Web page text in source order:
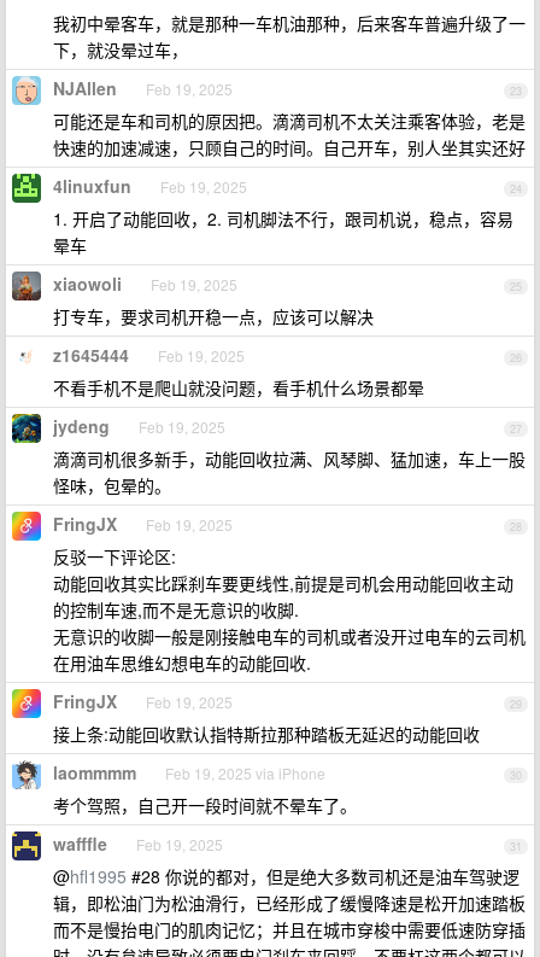
我初中晕客车，就是那种一车机油那种，后来客车普遍升级了一
下，就没晕过车，
23
NJAllen Feb 19, 2025
可能还是车和司机的原因把。滴滴司机不太关注乘客体验，老是
快速的加速减速，只顾自己的时间。自己开车，别人坐其实还好
24
4linuxfun Feb 19, 2025
1. 开启了动能回收，2. 司机脚法不行，跟司机说，稳点，容易
晕车
25
xiaowoli Feb 19, 2025
打专车，要求司机开稳一点，应该可以解决
26
z1645444 Feb 19, 2025
不看手机不是爬山就没问题，看手机什么场景都晕
27
jydeng Feb 19, 2025
滴滴司机很多新手，动能回收拉满、风琴脚、猛加速，车上一股
怪味，包晕的。
28
FringJX Feb 19, 2025
反驳一下评论区:
动能回收其实比踩刹车要更线性,前提是司机会用动能回收主动
的控制车速,而不是无意识的收脚.
无意识的收脚一般是刚接触电车的司机或者没开过电车的云司机
在用油车思维幻想电车的动能回收.
29
FringJX Feb 19, 2025
接上条:动能回收默认指特斯拉那种踏板无延迟的动能回收
30
laommmm Feb 19, 2025 via iPhone
考个驾照，自己开一段时间就不晕车了。
31
wafffle Feb 19, 2025
@hfl1995 #28 你说的都对，但是绝大多数司机还是油车驾驶逻
辑，即松油门为松油滑行，已经形成了缓慢降速是松开加速踏板
而不是慢抬电门的肌肉记忆；并且在城市穿梭中需要低速防穿插